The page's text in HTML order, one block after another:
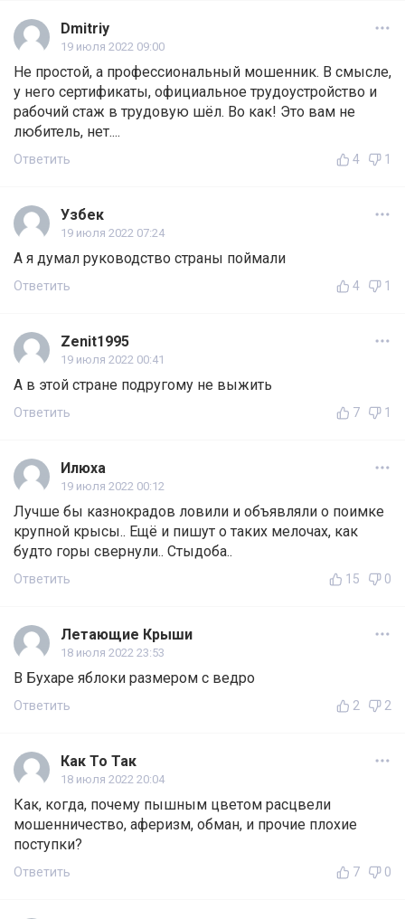
Dmitriy
19 июля 2022 09:00
Не простой, а профессиональный мошенник. В смысле,
у него сертификаты, официальное трудоустройство и
рабочий стаж в трудовую шёл. Во как! Это вам не
любитель, нет....
Ответить 4 1
Узбек
19 июля 2022 07:24
А я думал руководство страны поймали
Ответить 4 1
Zenit1995
19 июля 2022 00:41
А в этой стране подругому не выжить
Ответить 7 1
Илюха
19 июля 2022 00:12
Лучше бы казнокрадов ловили и объявляли о поимке
крупной крысы.. Ещё и пишут о таких мелочах, как
будто горы свернули.. Стыдоба..
Ответить 15 0
Летающие Крыши
18 июля 2022 23:53
В Бухаре яблоки размером с ведро
Ответить 2 2
Как То Так
18 июля 2022 20:04
Как, когда, почему пышным цветом расцвели
мошенничество, аферизм, обман, и прочие плохие
поступки?
Ответить 7 0